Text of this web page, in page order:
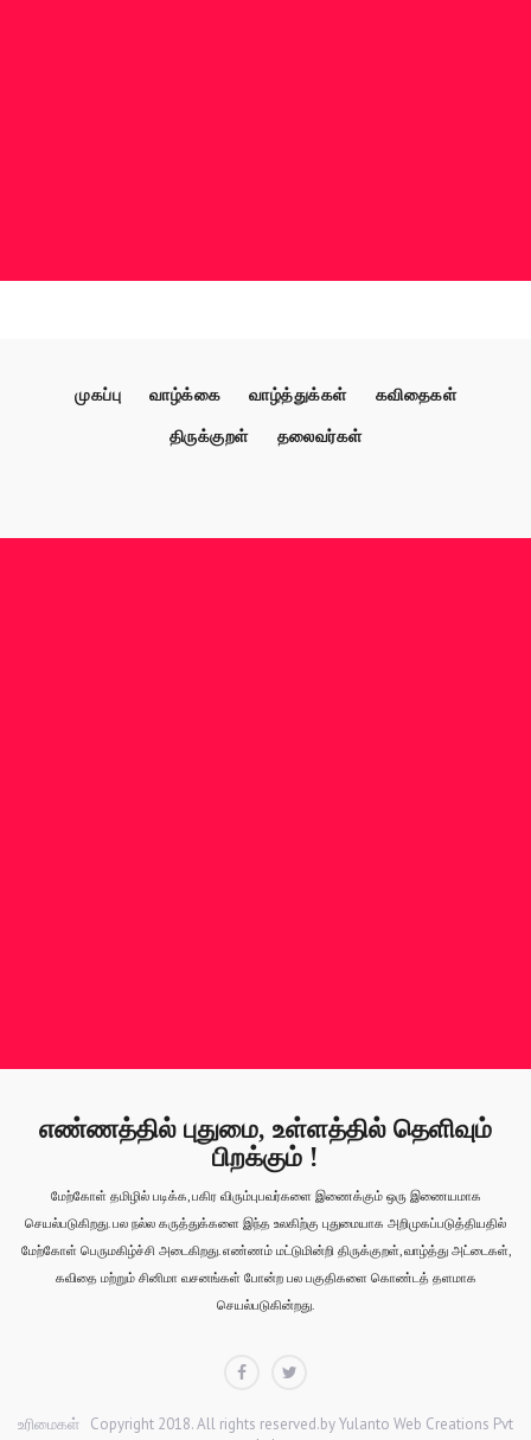
முகப்பு வாழ்க்கை வாழ்த்துக்கள்
கவிதைகள்
திருக்குறள்
தலைவர்கள்
எண்ணத்தில் புதுமை, உள்ளத்தில் தெளிவும்
பிறக்கும் !
மேற்கோள் தமிழில் படிக்க, பகிர விரும்புபவர்களை இணைக்கும் ஒரு இணையமாக
செயல்படுகிறது. பல நல்ல கருத்துக்களை இந்த உலகிற்கு புதுமையாக அறிமுகப்படுத்தியதில்
மேற்கோள் பெருமகிழ்ச்சி அடைகிறது. எண்ணம் மட்டுமின்றி திருக்குறள், வாழ்த்து அட்டைகள்,
கவிதை மற்றும் சினிமா வசனங்கள் போன்ற பல பகுதிகளை கொண்டத் தளமாக
செயல்படுகின்றது.
Facebook
உரிமைகள் Copyright 2018. All rights reserved.byYulanto Web Creations Pvt